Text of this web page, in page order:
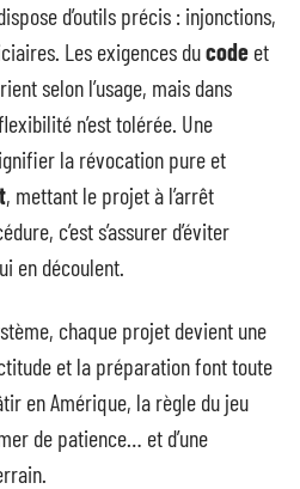
d’outils précis : injonctions,
Les exigences ducode et
selon l’usage, mais dans
n’est tolérée. Une
la révocation pure et
, mettant le projet à l’arrêt
c’est s’assurer d’éviter
en découlent.
chaque projet devient une
et la préparation font toute
en Amérique, la règle du jeu
de patience… et d’une